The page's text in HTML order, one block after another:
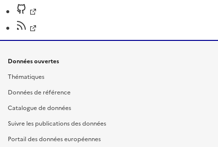
Données ouvertes
Thématiques
Données de référence
Catalogue de données
Suivre les publications des données
Portail des données européennes